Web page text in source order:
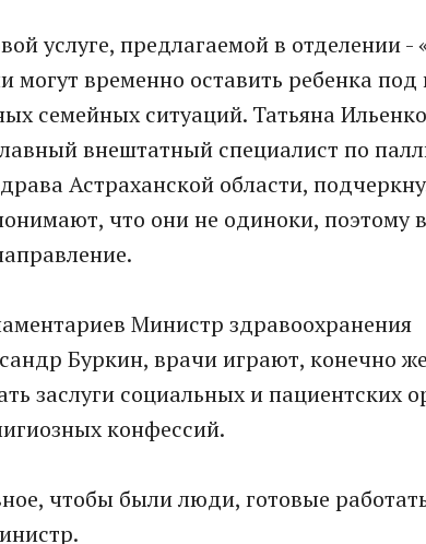
услуге, предлагаемой в отделении -
могут временно оставить ребенка
семейных ситуаций. Татьяна
внештатный специалист по
Астраханской области,
что они не одиноки, поэтому
Министр здравоохранения
Буркин, врачи играют, конечно
заслуги социальных и пациентских
конфессий.
чтобы были люди, готовые